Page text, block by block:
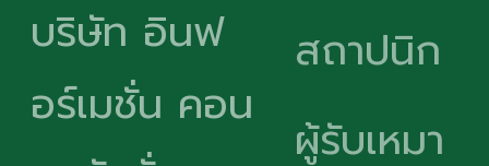
บริษัท อินฟ
อร์เมชั่น คอน
สถาปนิก
ผู้รับเหมา